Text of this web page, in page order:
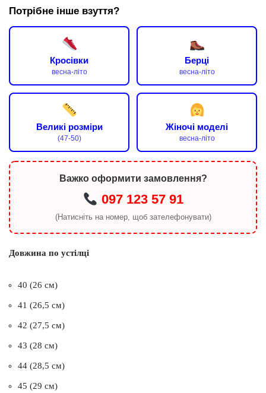
Потрібне інше взуття?
Кросівки
весна-літо
Берці
весна-літо
Великі розміри
(47-50)
Жіночі моделі
весна-літо
Важко оформити замовлення?
097 123 57 91
(Натисніть на номер, щоб зателефонувати)
Довжина по устілці
40 (26 см)
41 (26,5 см)
42 (27,5 см)
43 (28 см)
44 (28,5 см)
45 (29 см)